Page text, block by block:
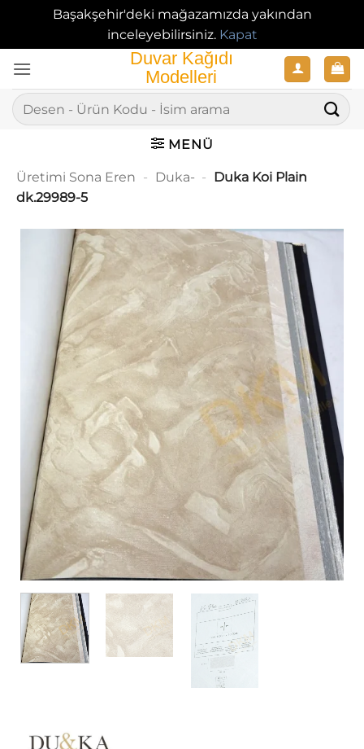
Başakşehir'deki mağazamızda yakından
inceleyebilirsiniz. Kapat
atla
Ara:
MENÜ
Üretimi Sona Eren - Duka- - Duka Koi Plain
dk.29989-5